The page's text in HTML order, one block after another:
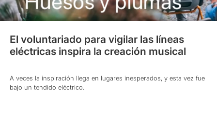
El voluntariado para vigilar las líneas
eléctricas inspira la creación musical
A veces la inspiración llega en lugares inesperados, y esta vez fue
bajo un tendido eléctrico.